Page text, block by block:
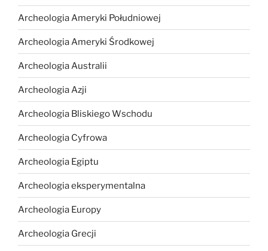
Archeologia Ameryki Południowej
Archeologia Ameryki Środkowej
Archeologia Australii
Archeologia Azji
Archeologia Bliskiego Wschodu
Archeologia Cyfrowa
Archeologia Egiptu
Archeologia eksperymentalna
Archeologia Europy
Archeologia Grecji